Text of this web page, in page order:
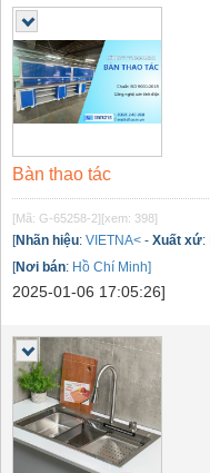
Bàn thao tác
[Mã: G-65258-2] [xem: 398]
[Nhãn hiệu: VIETNA< - Xuất xứ:
[Nơi bán: Hồ Chí Minh]
2025-01-06 17:05:26]